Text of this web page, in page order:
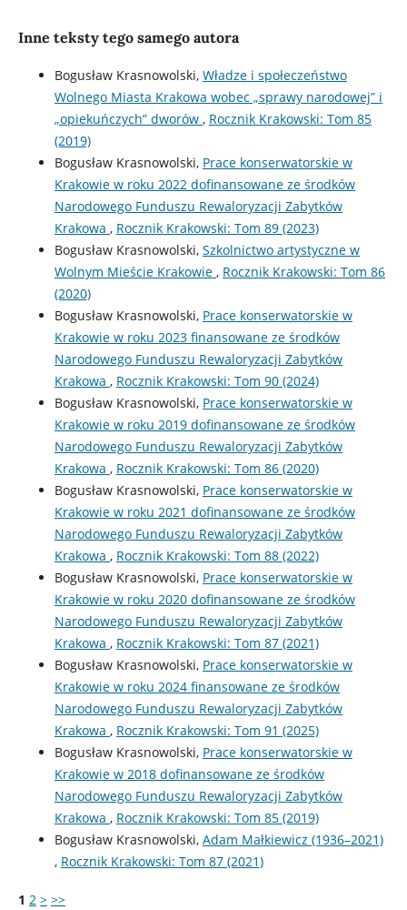
Inne teksty tego samego autora
Bogusław Krasnowolski, Władze i społeczeństwo
Wolnego Miasta Krakowa wobec „sprawy narodowej” i
„opiekuńczych” dworów , Rocznik Krakowski: Tom 85
(2019)
Bogusław Krasnowolski, Prace konserwatorskie w
Krakowie w roku 2022 dofinansowane ze środków
Narodowego Funduszu Rewaloryzacji Zabytków
Krakowa , Rocznik Krakowski: Tom 89 (2023)
Bogusław Krasnowolski, Szkolnictwo artystyczne w
Wolnym Mieście Krakowie , Rocznik Krakowski: Tom 86
(2020)
Bogusław Krasnowolski, Prace konserwatorskie w
Krakowie w roku 2023 finansowane ze środków
Narodowego Funduszu Rewaloryzacji Zabytków
Krakowa , Rocznik Krakowski: Tom 90 (2024)
Bogusław Krasnowolski, Prace konserwatorskie w
Krakowie w roku 2019 dofinansowane ze środków
Narodowego Funduszu Rewaloryzacji Zabytków
Krakowa , Rocznik Krakowski: Tom 86 (2020)
Bogusław Krasnowolski, Prace konserwatorskie w
Krakowie w roku 2021 dofinansowane ze środków
Narodowego Funduszu Rewaloryzacji Zabytków
Krakowa , Rocznik Krakowski: Tom 88 (2022)
Bogusław Krasnowolski, Prace konserwatorskie w
Krakowie w roku 2020 dofinansowane ze środków
Narodowego Funduszu Rewaloryzacji Zabytków
Krakowa , Rocznik Krakowski: Tom 87 (2021)
Bogusław Krasnowolski, Prace konserwatorskie w
Krakowie w roku 2024 finansowane ze środków
Narodowego Funduszu Rewaloryzacji Zabytków
Krakowa , Rocznik Krakowski: Tom 91 (2025)
Bogusław Krasnowolski, Prace konserwatorskie w
Krakowie w 2018 dofinansowane ze środków
Narodowego Funduszu Rewaloryzacji Zabytków
Krakowa , Rocznik Krakowski: Tom 85 (2019)
Bogusław Krasnowolski, Adam Małkiewicz (1936–2021)
, Rocznik Krakowski: Tom 87 (2021)
1 2 > >>